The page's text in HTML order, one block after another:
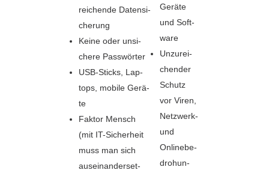
rei­chen­de Daten­si­
che­rung
Kei­ne oder unsi­
che­re Pass­wör­ter
USB-Sticks, Lap­
tops, mobi­le Gerä­
te
Fak­tor Mensch
(mit IT-Sicher­heit
muss man sich
aus­ein­an­der­set­
Gerä­te
und Soft­
ware
Unzu­rei­
chen­der
Schutz
vor Viren,
Netz­werk-
und
Online­be­
dro­hun­